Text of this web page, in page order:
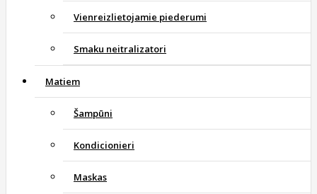
Vienreizlietojamie piederumi
Smaku neitralizatori
Matiem
Šampūni
Kondicionieri
Maskas